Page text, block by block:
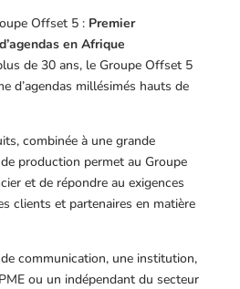
Offset 5 : Premier
en Afrique
de 30 ans, le Groupe Offset 5
d’agendas millésimés hauts de
combinée à une grande
production permet au Groupe
et de répondre au exigences
clients et partenaires en matière
communication, une institution,
ou un indépendant du secteur